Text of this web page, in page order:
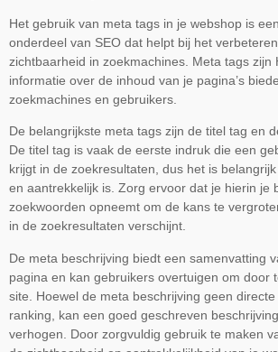
Het gebruik van meta tags in je webshop is
onderdeel van SEO dat helpt bij het
zichtbaarheid in zoekmachines. Meta tags zijn
informatie over de inhoud van je pagina’s
zoekmachines en gebruikers.
De belangrijkste meta tags zijn de titel tag en
De titel tag is vaak de eerste indruk die een
krijgt in de zoekresultaten, dus het is
en aantrekkelijk is. Zorg ervoor dat je hierin je
zoekwoorden opneemt om de kans te
in de zoekresultaten verschijnt.
De meta beschrijving biedt een samenvatting
pagina en kan gebruikers overtuigen om door
site. Hoewel de meta beschrijving geen
ranking, kan een goed geschreven
verhogen. Door zorgvuldig gebruik te maken